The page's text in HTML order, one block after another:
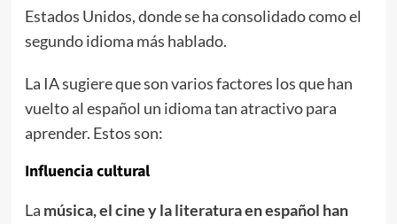
Estados Unidos, donde se ha consolidado como el
segundo idioma más hablado.
La IA sugiere que son varios factores los que han
vuelto al español un idioma tan atractivo para
aprender. Estos son:
Influencia cultural
La música, el cine y la literatura en español han